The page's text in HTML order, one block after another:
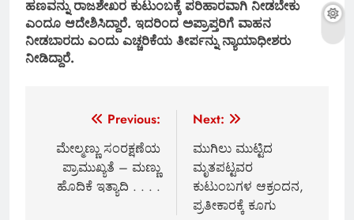
ಹಣವನ್ನು ರಾಜಶೇಖರ ಕುಟುಂಬಕ್ಕೆ ಪರಿಹಾರವಾಗಿ ನೀಡಬೇಕು
ಎಂದೂ ಆದೇಶಿಸಿದ್ದಾರೆ. ಇದರಿಂದ ಅಪ್ರಾಪ್ತರಿಗೆ ವಾಹನ
ನೀಡಬಾರದು ಎಂದು ಎಚ್ಚರಿಕೆಯ ತೀರ್ಪನ್ನು ನ್ಯಾಯಾಧೀಶರು
ನೀಡಿದ್ದಾರೆ.
navigation
Previous:
ಮೇಲ್ಮಣ್ಣು ಸಂರಕ್ಷಣೆಯ
ಪ್ರಾಮುಖ್ಯತೆ – ಮಣ್ಣು
ಹೊದಿಕೆ ಇತ್ಯಾದಿ . . . .
Next:
ಮುಗಿಲು ಮುಟ್ಟಿದ
ಮೃತಪಟ್ಟವರ
ಕುಟುಂಬಗಳ ಆಕ್ರಂದನ,
ಪ್ರತೀಕಾರಕ್ಕೆ ಕೂಗು